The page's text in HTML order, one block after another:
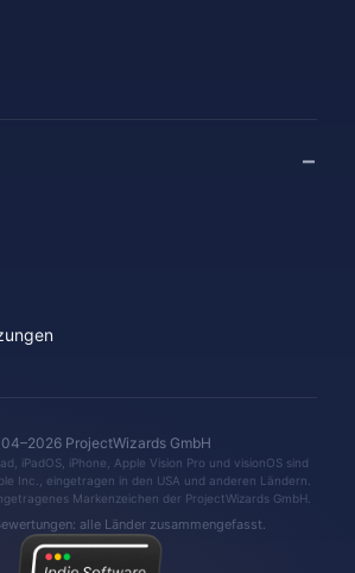
ProjectWizards GmbH
iPadOS, iPhone, Apple Vision Pro und visionOS sind
Inc., eingetragen in den USA und anderen Ländern.
Markenzeichen der ProjectWizards GmbH.
alle Länder zusammengefasst.